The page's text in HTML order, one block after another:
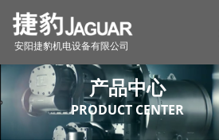
首页
关于我们
产品中心
新闻资讯
安阳捷豹机电设备有限公司
产品中心
PRODUCT CENTER